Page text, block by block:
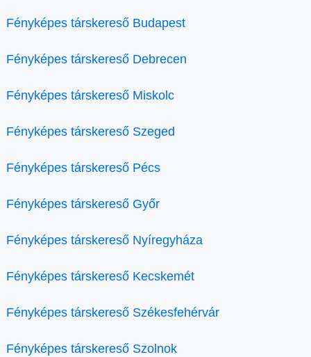
Fényképes társkereső Budapest
Fényképes társkereső Debrecen
Fényképes társkereső Miskolc
Fényképes társkereső Szeged
Fényképes társkereső Pécs
Fényképes társkereső Győr
Fényképes társkereső Nyíregyháza
Fényképes társkereső Kecskemét
Fényképes társkereső Székesfehérvár
Fényképes társkereső Szolnok